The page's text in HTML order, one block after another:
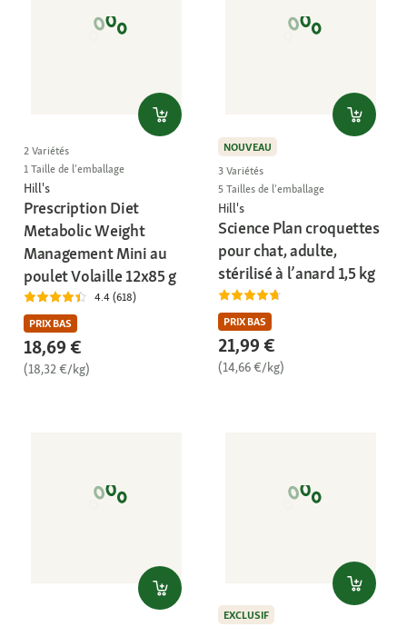
2 Variétés
1 Taille de l'emballage
Hill's
Prescription Diet
Metabolic Weight
Management Mini au
poulet Volaille 12x85 g
4.4 (618)
PRIX BAS
18,69 €
(18,32 €/kg)
NOUVEAU
3 Variétés
5 Tailles de l'emballage
Hill's
Science Plan croquettes
pour chat, adulte,
stérilisé à l’anard 1,5 kg
PRIX BAS
21,99 €
(14,66 €/kg)
EXCLUSIF